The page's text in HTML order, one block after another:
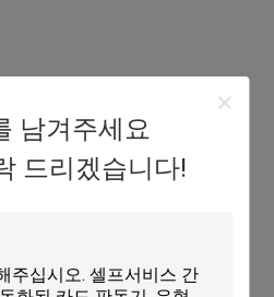
남겨주세요
드리겠습니다!
방출을 잠그십시오
특별한 디자인
특별한 배플 디자인